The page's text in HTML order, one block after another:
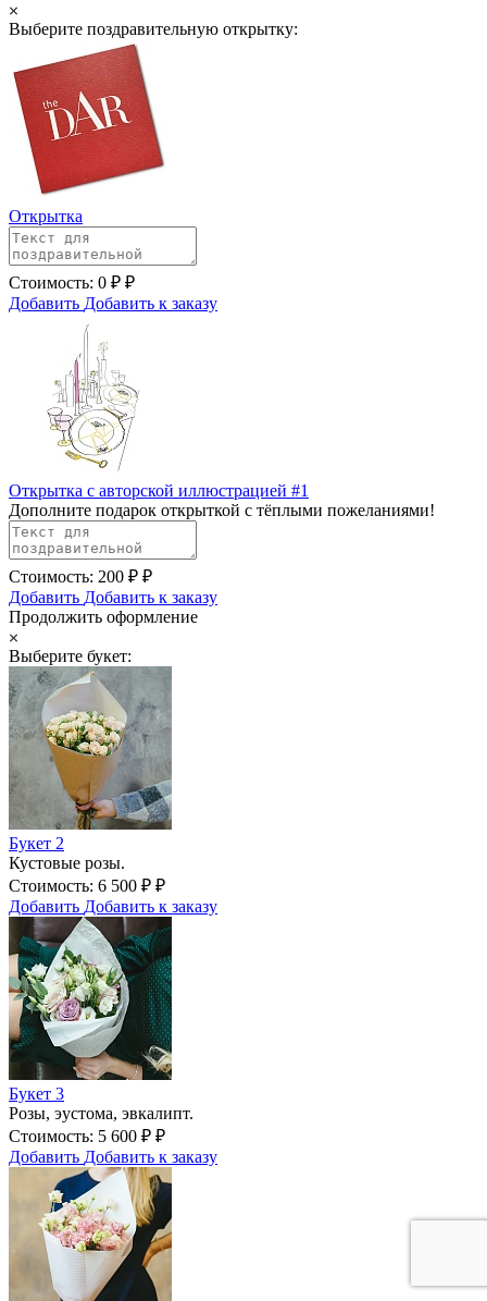
Выберите поздравительную открытку:
Открытка
Стоимость: 0 ₽ ₽
Добавить Добавить к заказу
Открытка с авторской иллюстрацией #1
Дополните подарок открыткой с тёплыми пожеланиями!
Стоимость: 200 ₽ ₽
Добавить Добавить к заказу
Продолжить оформление
Выберите букет:
Букет 2
Кустовые розы.
Стоимость: 6 500 ₽ ₽
Добавить Добавить к заказу
Букет 3
Розы, эустома, эвкалипт.
Стоимость: 5 600 ₽ ₽
Добавить Добавить к заказу